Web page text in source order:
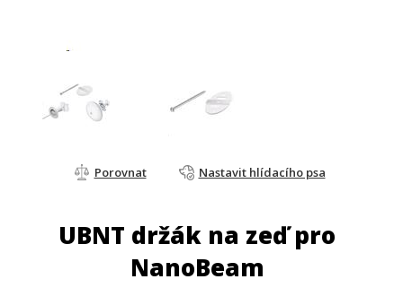
Porovnat Nastavit hlídacího psa
UBNT držák na zeď pro
NanoBeam